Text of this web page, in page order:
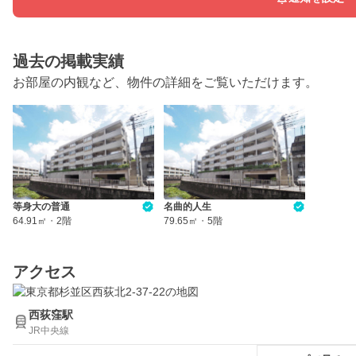
過去の掲載実績
お部屋の内観など、物件の詳細をご覧いただけます。
等身大の普通
64.91㎡ ・ 2階
名曲的人生
79.65㎡ ・ 5階
アクセス
西荻窪駅
JR中央線